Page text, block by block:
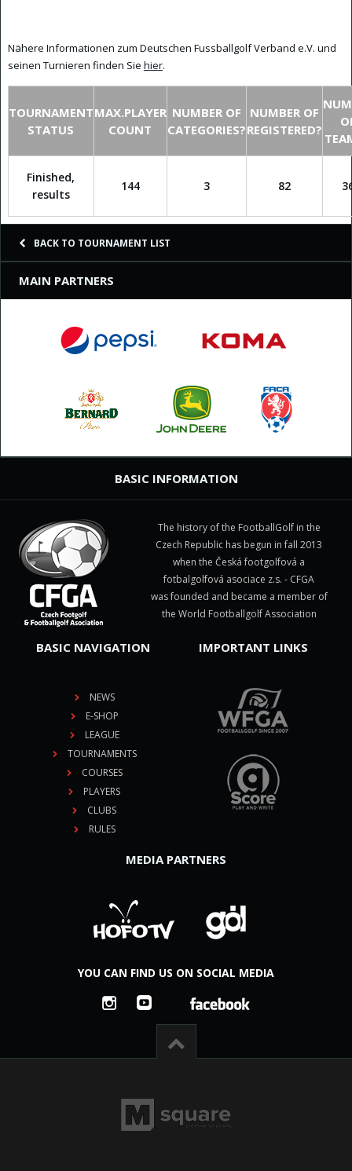
Nähere Informationen zum Deutschen Fussballgolf Verband e.V. und
seinen Turnieren finden Sie hier.
TOURNAMENT
STATUS
MAX.PLAYER
COUNT
NUMBER OF
CATEGORIES?
NUMBER OF
REGISTERED?
Finished,
results
144 3 82
BACK TO TOURNAMENT LIST
MAIN PARTNERS
BASIC INFORMATION
The history of the FootballGolf in the
Czech Republic has begun in fall 2013
when the Česká footgolfová a
fotbalgolfová asociace z.s. - CFGA
was founded and became a member of
the World Footballgolf Association
BASIC NAVIGATION
NEWS
E-SHOP
LEAGUE
TOURNAMENTS
COURSES
PLAYERS
CLUBS
RULES
IMPORTANT LINKS
MEDIA PARTNERS
YOU CAN FIND US ON SOCIAL MEDIA